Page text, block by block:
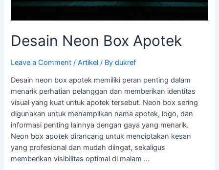
Desain Neon Box Apotek
Leave a Comment /Artikel / Bydukref
Desain neon box apotek memiliki peran penting dalam
menarik perhatian pelanggan dan memberikan identitas
visual yang kuat untuk apotek tersebut. Neon box sering
digunakan untuk menampilkan nama apotek, logo, dan
informasi penting lainnya dengan gaya yang menarik.
Neon box apotek dirancang untuk menciptakan kesan
yang profesional dan mudah diingat, sekaligus
memberikan visibilitas optimal di malam …